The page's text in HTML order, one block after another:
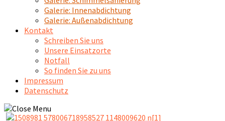
Galerie: Innenabdichtung
Galerie: Außenabdichtung
Kontakt
Schreiben Sie uns
Unsere Einsatzorte
Notfall
So finden Sie zu uns
Impressum
Datenschutz